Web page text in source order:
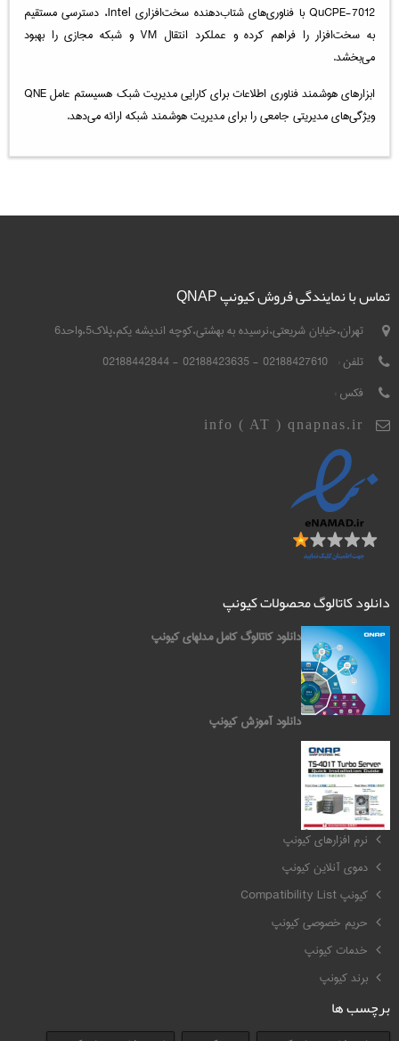
QuCPE-7012 با فناوری‌های شتاب‌دهنده سخت‌افزاری Intel، دسترسی مستقیم
به سخت‌افزار را فراهم کرده و عملکرد انتقال VM و شبکه مجازی را بهبود
می‌بخشد.
ابزارهای هوشمند فناوری اطلاعات برای کارایی مدیریت شبک هسیستم عامل QNE
ویژگی‌های مدیریتی جامعی را برای مدیریت هوشمند شبکه ارائه می‌دهد.
تماس با نمایندگی فروش کیونپ QNAP
تهران،خیابان شریعتی،نرسیده به بهشتی،کوچه اندیشه یکم،پلاک5،واحد6
تلفن : 02188427610 - 02188423635 - 02188442844
فکس :
info ( AT ) qnapnas.ir
دانلود کاتالوگ محصولات کیونپ
دانلود کاتالوگ کامل مدلهای کیونپ
دانلود آموزش کیونپ
کیونپ QNAP
نرم افزارهای کیونپ
دموی آنلاین کیونپ
کیونپ Compatibility List
حریم خصوصی کیونپ
خدمات کیونپ
برند کیونپ
برچسب ها